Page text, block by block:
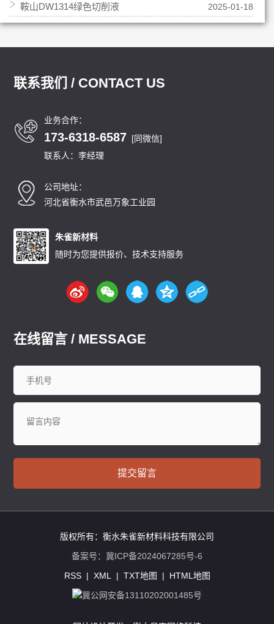
鞍山DW1314绿色切削液 2025-01-18
联系我们 / CONTACT US
业务合作：
173-6318-6587 [同微信]
联系人：李经理
公司地址：
河北省衡水市武邑万象工业园
朱雀新材料
随时为您提供报价、技术支持服务
在线留言 / MESSAGE
提交留言
版权所有：衡水朱雀新材料科技有限公司
备案号： 冀ICP备2024067285号-6
RSS| XML | TXT地图 | HTML地图
冀公网安备13110202001485号